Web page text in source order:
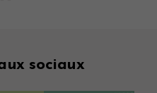
sociaux